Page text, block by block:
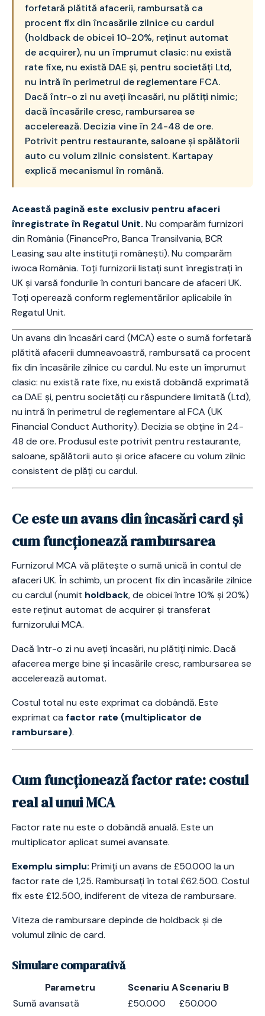
forfetară plătită afacerii, rambursată ca
procent fix din încasările zilnice cu cardul
(holdback de obicei 10-20%, reținut automat
de acquirer), nu un împrumut clasic: nu există
rate fixe, nu există DAE și, pentru societăți Ltd,
nu intră în perimetrul de reglementare FCA.
Dacă într-o zi nu aveți încasări, nu plătiți nimic;
dacă încasările cresc, rambursarea se
accelerează. Decizia vine în 24-48 de ore.
Potrivit pentru restaurante, saloane și spălătorii
auto cu volum zilnic consistent. Kartapay
explică mecanismul în română.
Această pagină este exclusiv pentru afaceri
înregistrate în Regatul Unit. Nu comparăm furnizori
din România (FinancePro, Banca Transilvania, BCR
Leasing sau alte instituții românești). Nu comparăm
iwoca România. Toți furnizorii listați sunt înregistrați în
UK și varsă fondurile în conturi bancare de afaceri UK.
Toți operează conform reglementărilor aplicabile în
Regatul Unit.
Un avans din încasări card (MCA) este o sumă forfetară
plătită afacerii dumneavoastră, rambursată ca procent
fix din încasările zilnice cu cardul. Nu este un împrumut
clasic: nu există rate fixe, nu există dobândă exprimată
ca DAE și, pentru societăți cu răspundere limitată (Ltd),
nu intră în perimetrul de reglementare al FCA (UK
Financial Conduct Authority). Decizia se obține în 24-
48 de ore. Produsul este potrivit pentru restaurante,
saloane, spălătorii auto și orice afacere cu volum zilnic
consistent de plăți cu cardul.
Ce este un avans din încasări card și
cum funcționează rambursarea
Furnizorul MCA vă plătește o sumă unică în contul de
afaceri UK. În schimb, un procent fix din încasările zilnice
cu cardul (numit holdback, de obicei între 10% și 20%)
este reținut automat de acquirer și transferat
furnizorului MCA.
Dacă într-o zi nu aveți încasări, nu plătiți nimic. Dacă
afacerea merge bine și încasările cresc, rambursarea se
accelerează automat.
Costul total nu este exprimat ca dobândă. Este
exprimat ca factor rate (multiplicator de
rambursare).
Cum funcționează factor rate: costul
real al unui MCA
Factor rate nu este o dobândă anuală. Este un
multiplicator aplicat sumei avansate.
Exemplu simplu: Primiți un avans de £50.000 la un
factor rate de 1,25. Rambursați în total £62.500. Costul
fix este £12.500, indiferent de viteza de rambursare.
Viteza de rambursare depinde de holdback și de
volumul zilnic de card.
Simulare comparativă
Parametru Scenariu AScenariu B
Sumă avansată
£50.000
£50.000